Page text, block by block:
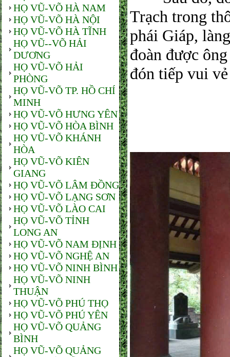
HỌ VŨ-VÕ HÀ NAM
HỌ VŨ-VÕ HÀ NỘI
HỌ VŨ-VÕ HÀ TĨNH
HỌ VŨ--VÕ HẢI
DƯƠNG
HỌ VŨ-VÕ HẢI
PHÒNG
HỌ VŨ-VÕ TP. HỒ CHÍ
MINH
HỌ VŨ-VÕ HƯNG YÊN
HỌ VŨ-VÕ HÒA BÌNH
HỌ VŨ-VÕ KHÁNH
HÒA
HỌ VŨ-VÕ KIÊN
GIANG
HỌ VŨ-VÕ LÂM ĐỒNG
HỌ VŨ-VÕ LẠNG SƠN
HỌ VŨ-VÕ LÀO CAI
HỌ VŨ-VÕ TỈNH
LONG AN
HỌ VŨ-VÕ NAM ĐỊNH
HỌ VŨ-VÕ NGHỆ AN
HỌ VŨ-VÕ NINH BÌNH
HỌ VŨ-VÕ NINH
THUẬN
HỌ VŨ-VÕ PHÚ THỌ
HỌ VŨ-VÕ PHÚ YÊN
HỌ VŨ-VÕ QUẢNG
BÌNH
HỌ VŨ-VÕ QUẢNG
Trạch trong
phái Giáp,
đoàn được
đón tiếp vui